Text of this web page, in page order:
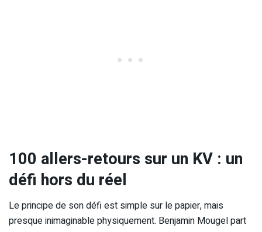
100 allers-retours sur un KV : un
défi hors du réel
Le principe de son défi est simple sur le papier, mais
presque inimaginable physiquement. Benjamin Mougel part